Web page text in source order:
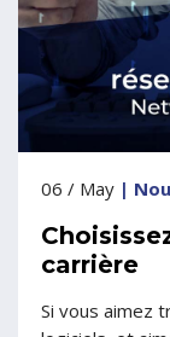
06 / May |
carrière
Si vous aimez